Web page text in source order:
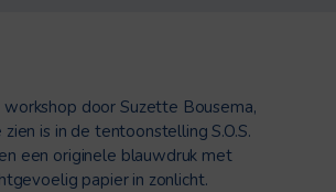
door Suzette Bousema,
is in de tentoonstelling S.O.S.
een originele blauwdruk met
papier in zonlicht.